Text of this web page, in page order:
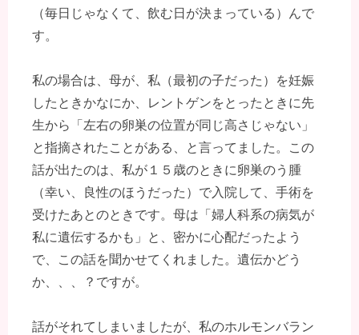
（毎日じゃなくて、飲む日が決まっている）んで
す。
私の場合は、母が、私（最初の子だった）を妊娠
したときかなにか、レントゲンをとったときに先
生から「左右の卵巣の位置が同じ高さじゃない」
と指摘されたことがある、と言ってました。この
話が出たのは、私が１５歳のときに卵巣のう腫
（幸い、良性のほうだった）で入院して、手術を
受けたあとのときです。母は「婦人科系の病気が
私に遺伝するかも」と、密かに心配だったよう
で、この話を聞かせてくれました。遺伝かどう
か、、、？ですが。
話がそれてしまいましたが、私のホルモンバラン